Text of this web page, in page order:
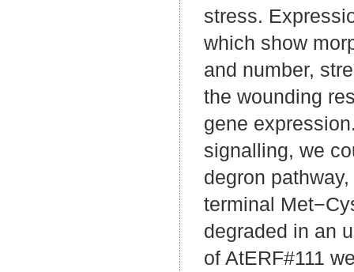
stress.
which show
and number,
the wounding
gene
signalling, we
degron
terminal
degraded in an
of AtERF#111